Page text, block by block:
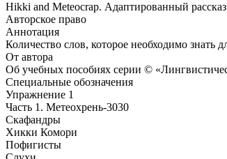
Hikki and Meteocrap. Адаптированный
Авторское право
Аннотация
Количество слов, которое необходимо знать
От автора
Об учебных пособиях серии ©
Специальные обозначения
Упражнение 1
Часть 1. Метеохрень-3030
Скафандры
Хикки Комори
Пофигисты